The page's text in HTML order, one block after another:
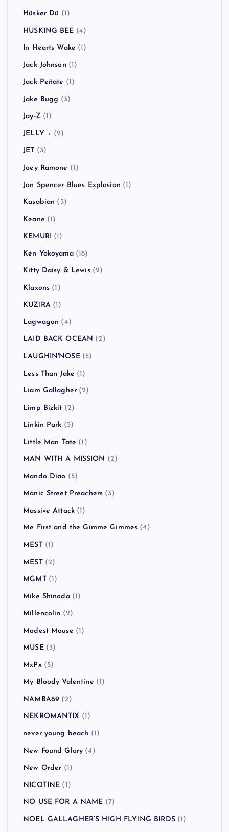
Hüsker Dü (1)
HUSKING BEE (4)
In Hearts Wake (1)
Jack Johnson (1)
Jack Peñate (1)
Jake Bugg (3)
Jay-Z(1)
JELLY→ (2)
JET (3)
Joey Ramone (1)
Jon Spencer Blues Explosion (1)
Kasabian (3)
Keane (1)
KEMURI (1)
Ken Yokoyama(18)
Kitty Daisy & Lewis(2)
Klaxons (1)
KUZIRA(1)
Lagwagon (4)
LAID BACK OCEAN (2)
LAUGHIN'NOSE(5)
Less Than Jake (1)
Liam Gallagher (2)
Limp Bizkit (2)
Linkin Park (5)
Little Man Tate (1)
MAN WITH A MISSION (2)
Mando Diao (5)
Manic Street Preachers (3)
Massive Attack (1)
Me First and the Gimme Gimmes (4)
MEST(1)
MEST(2)
MGMT(1)
Mike Shinoda(1)
Millencolin (2)
Modest Mouse (1)
MUSE(3)
MxPx(5)
My Bloody Valentine (1)
NAMBA69 (2)
NEKROMANTIX (1)
never young beach (1)
New Found Glory (4)
New Order (1)
NICOTINE (1)
NO USE FOR A NAME (7)
NOEL GALLAGHER’S HIGH FLYING BIRDS(1)